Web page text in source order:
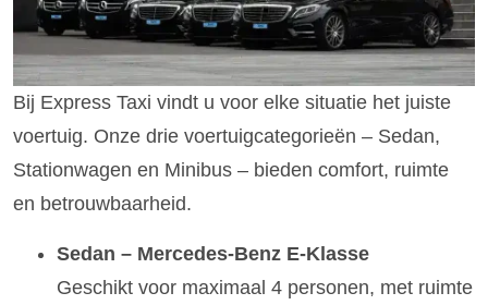
Bij Express Taxi vindt u voor elke situatie het juiste
voertuig. Onze drie voertuigcategorieën – Sedan,
Stationwagen en Minibus – bieden comfort, ruimte
en betrouwbaarheid.
Sedan – Mercedes-Benz E-Klasse
Geschikt voor maximaal 4 personen, met ruimte